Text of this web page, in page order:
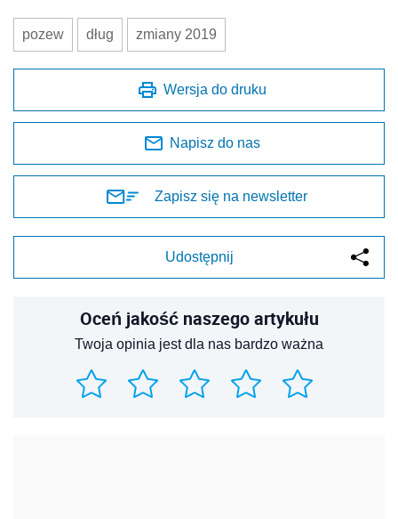
pozew dług zmiany 2019
Wersja do druku
Napisz do nas
Zapisz się na newsletter
Udostępnij
Oceń jakość naszego artykułu
Twoja opinia jest dla nas bardzo ważna